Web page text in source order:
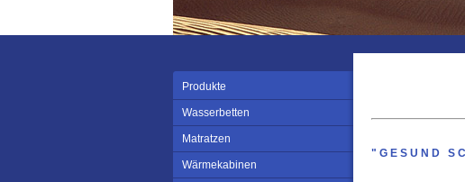
Produkte
Wasserbetten
Matratzen
Wärmekabinen
"GESUND